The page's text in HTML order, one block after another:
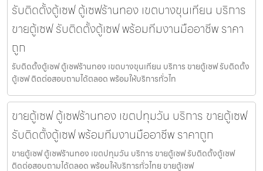
รับติดตั้งตู้เซฟ ตู้เซฟร้านทอง เขตบางขุนเทียน บริการ
ขายตู้เซฟ รับติดตั้งตู้เซฟ พร้อมทีมงานมืออาชีพ ราคา
ถูก
รับติดตั้งตู้เซฟ ตู้เซฟร้านทอง เขตบางขุนเทียน บริการ ขายตู้เซฟ รับติดตั้ง
ตู้เซฟ ติดต่อสอบถามได้ตลอด พร้อมให้บริการทั่วไท
ขายตู้เซฟ ตู้เซฟร้านทอง เขตปทุมวัน บริการ ขายตู้เซฟ
รับติดตั้งตู้เซฟ พร้อมทีมงานมืออาชีพ ราคาถูก
ขายตู้เซฟ ตู้เซฟร้านทอง เขตปทุมวัน บริการ ขายตู้เซฟ รับติดตั้งตู้เซฟ
ติดต่อสอบถามได้ตลอด พร้อมให้บริการทั่วไทย ขายตู้เซฟ